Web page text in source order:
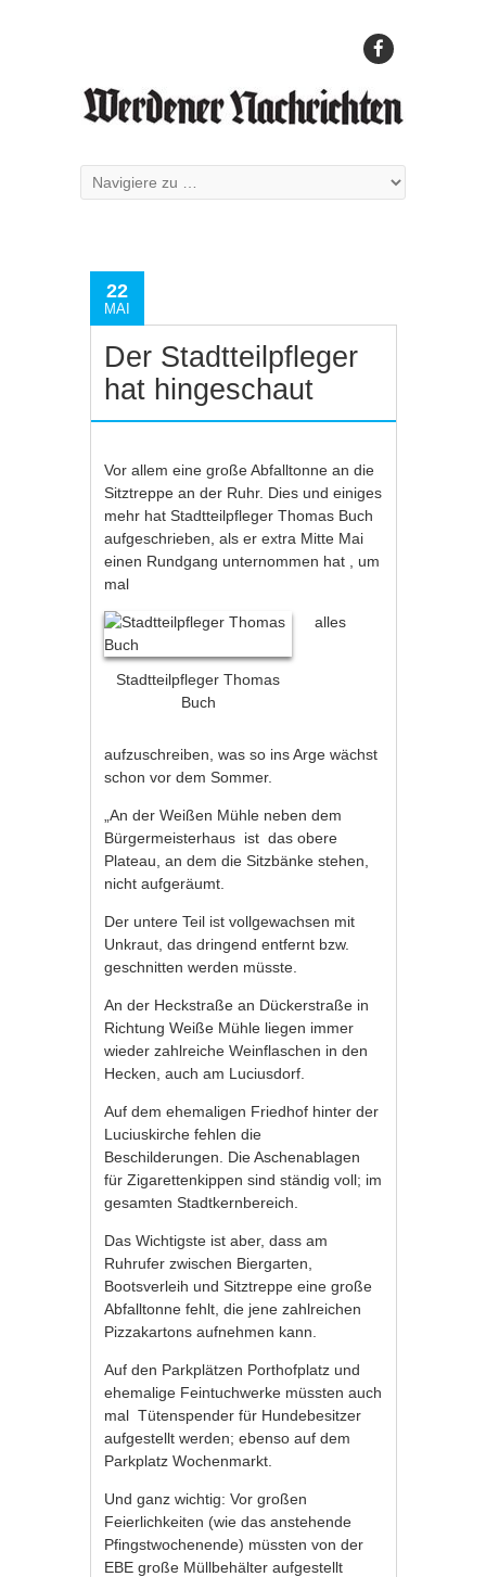
22
MAI
Der Stadtteilpfleger
hat hingeschaut
Vor allem eine große Abfalltonne an die
Sitztreppe an der Ruhr. Dies und einiges
mehr hat Stadtteilpfleger Thomas Buch
aufgeschrieben, als er extra Mitte Mai
einen Rundgang unternommen hat , um
mal
Stadtteilpfleger Thomas
Buch
alles
aufzuschreiben, was so ins Arge wächst
schon vor dem Sommer.
„An der Weißen Mühle neben dem
Bürgermeisterhaus ist das obere
Plateau, an dem die Sitzbänke stehen,
nicht aufgeräumt.
Der untere Teil ist vollgewachsen mit
Unkraut, das dringend entfernt bzw.
geschnitten werden müsste.
An der Heckstraße an Dückerstraße in
Richtung Weiße Mühle liegen immer
wieder zahlreiche Weinflaschen in den
Hecken, auch am Luciusdorf.
Auf dem ehemaligen Friedhof hinter der
Luciuskirche fehlen die
Beschilderungen. Die Aschenablagen
für Zigarettenkippen sind ständig voll; im
gesamten Stadtkernbereich.
Das Wichtigste ist aber, dass am
Ruhrufer zwischen Biergarten,
Bootsverleih und Sitztreppe eine große
Abfalltonne fehlt, die jene zahlreichen
Pizzakartons aufnehmen kann.
Auf den Parkplätzen Porthofplatz und
ehemalige Feintuchwerke müssten auch
mal Tütenspender für Hundebesitzer
aufgestellt werden; ebenso auf dem
Parkplatz Wochenmarkt.
Und ganz wichtig: Vor großen
Feierlichkeiten (wie das anstehende
Pfingstwochenende) müssten von der
EBE große Müllbehälter aufgestellt